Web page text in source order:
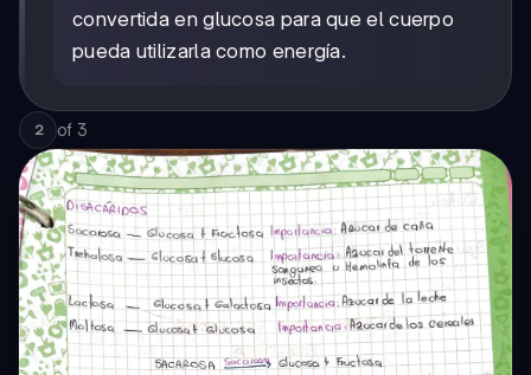
convertida en glucosa para que el cuerpo
pueda utilizarla como energía.
2 of 3